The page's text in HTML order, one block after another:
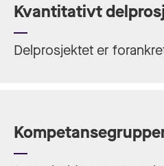
Kvantitativt
Delprosjektet er